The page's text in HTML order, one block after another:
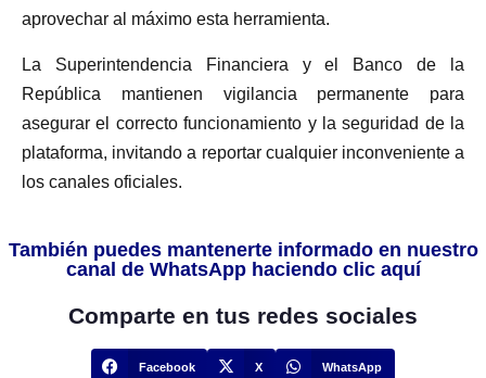
aprovechar al máximo esta herramienta.
La Superintendencia Financiera y el Banco de la
República mantienen vigilancia permanente para
asegurar el correcto funcionamiento y la seguridad de la
plataforma, invitando a reportar cualquier inconveniente a
los canales oficiales.
También puedes mantenerte informado en nuestro
canal de WhatsApp haciendo clic aquí
Comparte en tus redes sociales
Facebook X WhatsApp